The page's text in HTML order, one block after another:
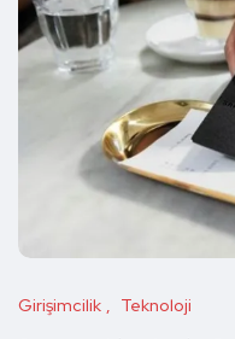
Girişimcilik Teknoloji